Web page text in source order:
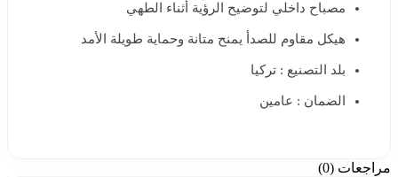
مصباح داخلي لتوضيح الرؤية أثناء الطهي
هيكل مقاوم للصدأ يمنح متانة وحماية طويلة الأمد
بلد التصنيع : تركيا
الضمان : عامين
مراجعات (0)